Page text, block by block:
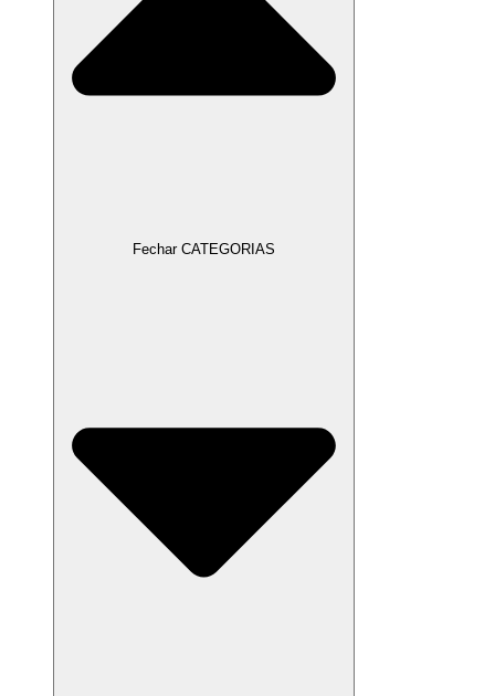
Fechar CATEGORIAS